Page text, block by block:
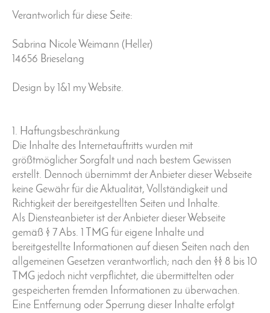
Verantworlich für diese Seite:
Sabrina Nicole Weimann (Heller)
14656 Brieselang
Design by 1&1 my Website.
1. Haftungsbeschränkung
Die Inhalte des Internetauftritts wurden mit
größtmöglicher Sorgfalt und nach bestem Gewissen
erstellt. Dennoch übernimmt der Anbieter dieser Webseite
keine Gewähr für die Aktualität, Vollständigkeit und
Richtigkeit der bereitgestellten Seiten und Inhalte.
Als Diensteanbieter ist der Anbieter dieser Webseite
gemäß § 7 Abs. 1 TMG für eigene Inhalte und
bereitgestellte Informationen auf diesen Seiten nach den
allgemeinen Gesetzen verantwortlich; nach den §§ 8 bis 10
TMG jedoch nicht verpflichtet, die übermittelten oder
gespeicherten fremden Informationen zu überwachen.
Eine Entfernung oder Sperrung dieser Inhalte erfolgt